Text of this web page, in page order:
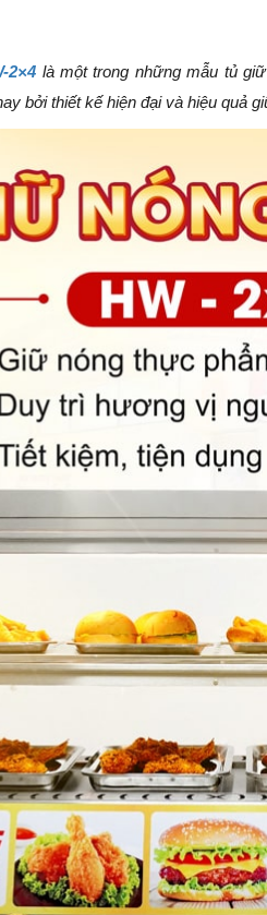
2×4 là một trong những mẫu tủ
bởi thiết kế hiện đại và hiệu quả